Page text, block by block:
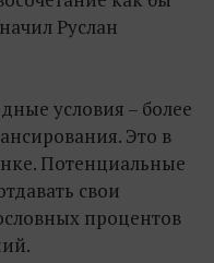
Руслан
условия – более
Это в
Потенциальные
свои
процентов